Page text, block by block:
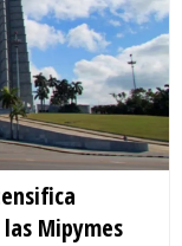
Mipymes